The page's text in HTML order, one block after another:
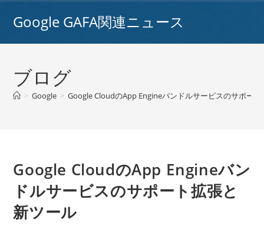
Google GAFA関連ニュース
ブログ
> Google > Google CloudのApp Engineバンドルサービスのサポー
Google CloudのApp Engineバン
ドルサービスのサポート拡張と
新ツール